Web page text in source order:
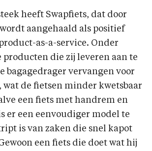
heeft Swapfiets, dat door
aangehaald als positief
as-a-service. Onder
producten die zij leveren aan te
bagagedrager vervangen voor
wat de fietsen minder kwetsbaar
een fiets met handrem en
er een eenvoudiger model te
is van zaken die snel kapot
een fiets die doet wat hij